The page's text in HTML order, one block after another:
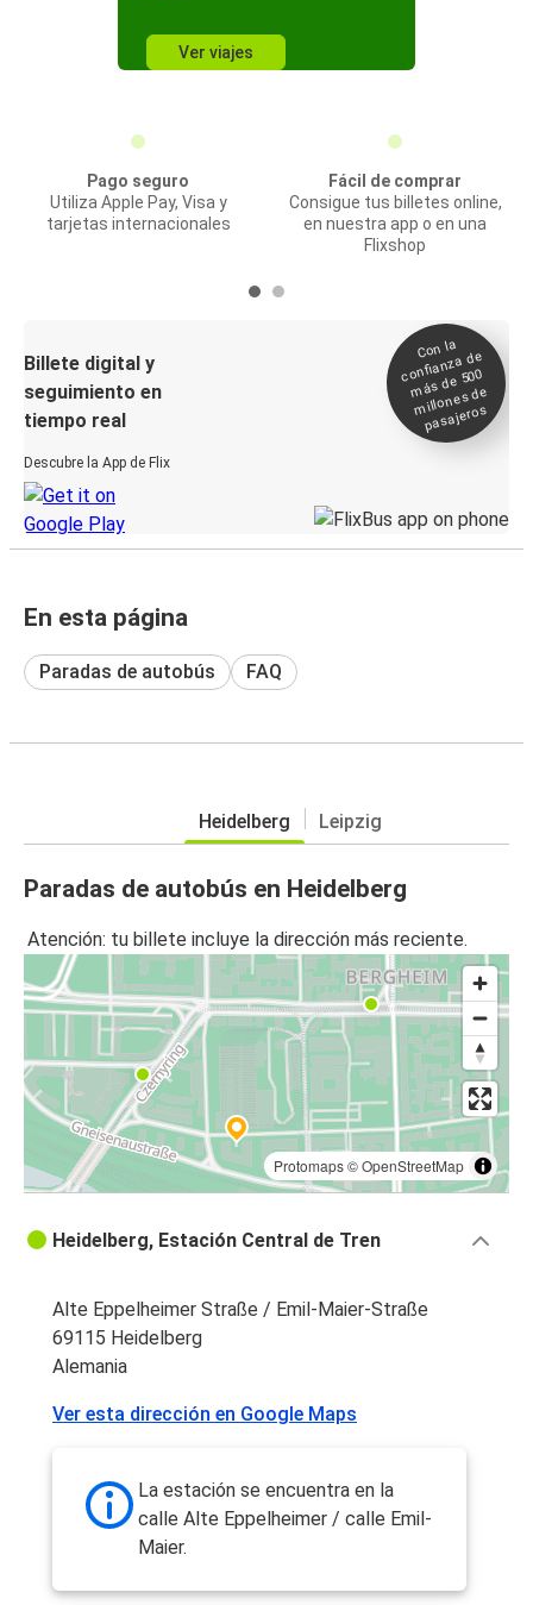
Ver viajes
Pago seguro
Utiliza Apple Pay, Visa y
tarjetas internacionales
Fácil de comprar
Consigue tus billetes online,
en nuestra app o en una
Flixshop
Billete digital y
seguimiento en
tiempo real
Descubre la App de Flix
Con la
confianza de
más de 500
millones de
pasajeros
En esta página
Paradas de autobús FAQ
Heidelberg Leipzig
Paradas de autobús en Heidelberg
Atención: tu billete incluye la dirección más reciente.
Protomaps©OpenStreetMap
Heidelberg, Estación Central de Tren
Alte Eppelheimer Straße / Emil-Maier-Straße
69115 Heidelberg
Alemania
Ver esta dirección en Google Maps
La estación se encuentra en la
calle Alte Eppelheimer / calle Emil-
Maier.